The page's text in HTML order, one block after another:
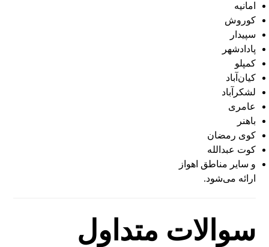
امانیه
کوروش
سپیدار
پادادشهر
کمپلو
کیان‌آباد
لشکرآباد
عامری
باهنر
کوی رمضان
کوت عبدالله
و سایر مناطق اهواز
ارائه می‌شود.
سوالات متداول